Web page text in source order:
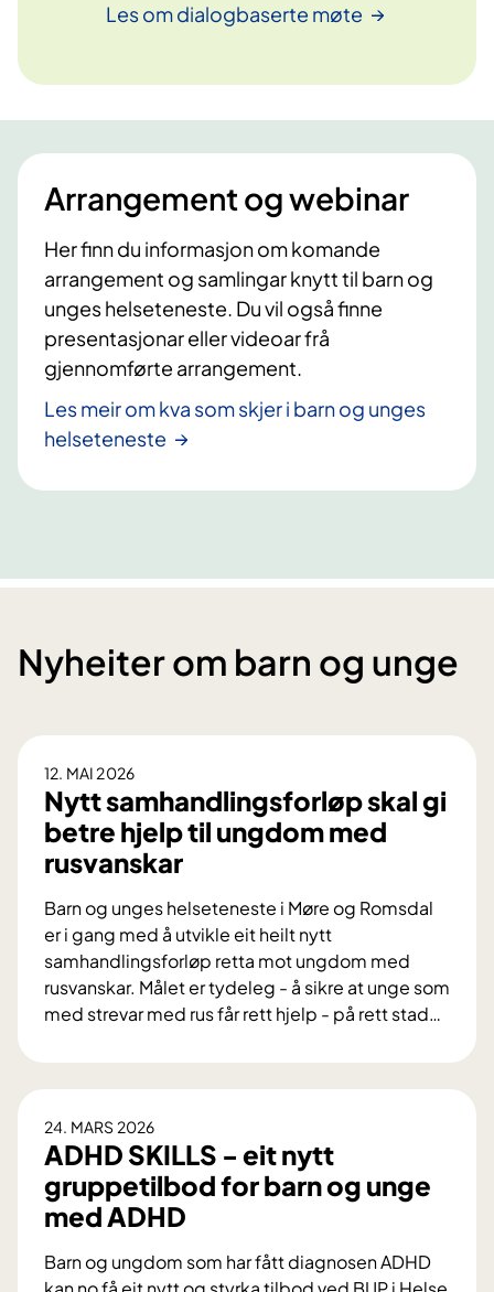
Les om dialogbaserte møte
Arrangement og webinar
Her finn du informasjon om komande
arrangement og samlingar knytt til barn og
unges helseteneste. Du vil også finne
presentasjonar eller videoar frå
gjennomførte arrangement.
Les meir om kva som skjer i barn og unges
helseteneste
Nyheiter om barn og unge
12. MAI 2026
Nytt samhandlingsforløp skal gi
betre hjelp til ungdom med
rusvanskar
Barn og unges helseteneste i Møre og Romsdal
er i gang med å utvikle eit heilt nytt
samhandlingsforløp retta mot ungdom med
rusvanskar. Målet er tydeleg - å sikre at unge som
med strevar med rus får rett hjelp - på rett stad…
y
t
t
s
a
m
h
a
n
24. MARS 2026
ADHD SKILLS - eit nytt
gruppetilbod for barn og unge
med ADHD
Barn og ungdom som har fått diagnosen ADHD